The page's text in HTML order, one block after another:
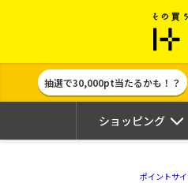
抽選で30,000pt当たるかも！？
ショッピング
ポイントサ